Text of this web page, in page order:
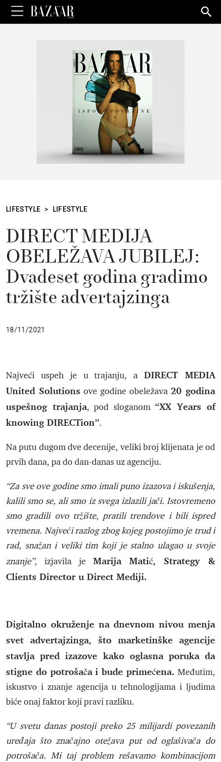
for:
LIFESTYLE > LIFESTYLE
DIRECT MEDIJA
OBELEŽAVA JUBILEJ:
Dvadeset godina gradimo
tržište advertajzinga
18/11/2021
Najveći uspeh je u trajanju, aDIRECT MEDIA
United Solutions ove godine obeležava 20 godina
uspešnog trajanja, pod sloganom “XX Years of
knowing DIRECTion”.
Na putu dugom dve decenije, veliki broj klijenata je od
prvih dana, pa do dan-danas uz agenciju.
“Za sve ove godine smo imali puno izazova i iskušenja,
kalili smo se, ali smo iz svega izlazili jači. Istovremeno
smo gradili ovo tržište, pratili trendove i bili ispred
vremena. Najveći razlog zbog kojeg postojimo je trud i
rad, snažan i veliki tim koji je stalno ulagao u svoje
znanje”, izjavila je Marija Matić, Strategy &
Clients Director u Direct Mediji.
Digitalno okruženje na dnevnom nivou menja
svet advertajzinga, što marketinške agencije
stavlja pred izazove kako oglasna poruka da
stigne do potrošača i bude primećena. Međutim,
iskustvo i znanje agencija u tehnologijama i ljudima
biće onaj faktor koji pravi razliku.
“U svetu danas postoji preko 25 milijardi povezanih
uređaja što značajno otežava put od oglašivača do
potrošača. Mi taj problem rešavamo kombinacijom